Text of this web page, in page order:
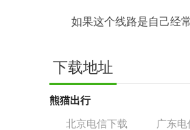
如果这个线路是自己经
下载地址
熊猫出行
北京电信下载
广东电